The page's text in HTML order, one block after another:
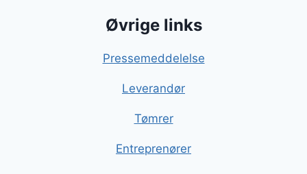
Øvrige links
Pressemeddelelse
Leverandør
Tømrer
Entreprenører